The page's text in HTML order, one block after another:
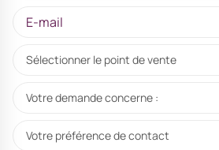
Sélectionner le point de vente
Votre demande concerne :
Votre préférence de contact